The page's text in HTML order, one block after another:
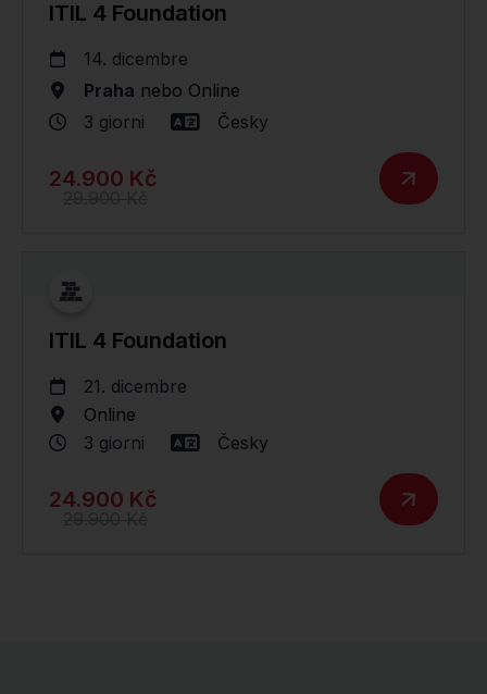
ITIL 4 Foundation
14. dicembre
Praha nebo Online
3 giorni
Česky
24.900 Kč
ITIL 4 Foundation
21. dicembre
Online
3 giorni
Česky
24.900 Kč